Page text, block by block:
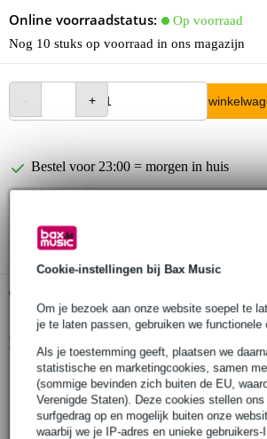
Cookie-instellingen bij Bax Music
Om je bezoek aan onze website soepel te
je te laten passen, gebruiken we functionele
Als je toestemming geeft, plaatsen we
statistische en marketingcookies, samen
(sommige bevinden zich buiten de EU,
Verenigde Staten). Deze cookies stellen
surfgedrag op en mogelijk buiten onze
waarbij we je IP-adres en unieke gebruikers-
Online voorraadstatus:
Op voorraad
Nog 10 stuks op voorraad in ons magazijn
In
Bestel voor 23:00 = morgen in huis
30 dagen 'niet goed geld terug' garantie
3 jaar Bax Music garantie
Productinformatie
Pioneer spareparts DDE1151
splitter kabel
geschikt voor: DDJ-200